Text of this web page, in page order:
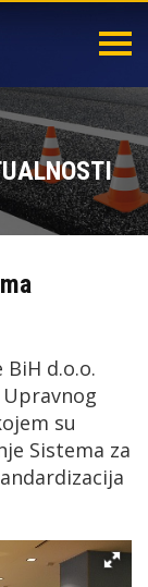
d.o.o.
su
Sistema za